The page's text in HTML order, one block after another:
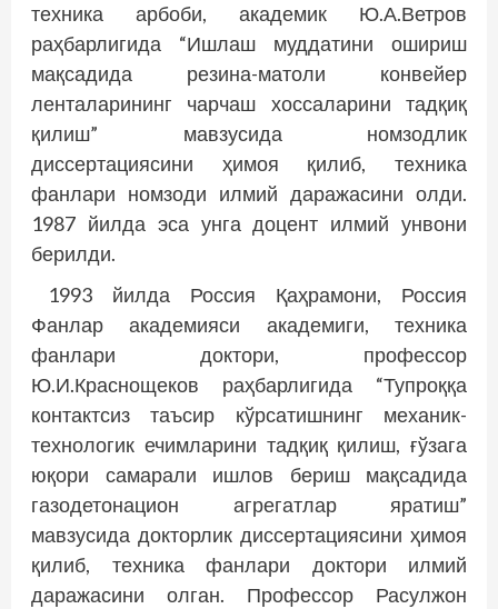
техника арбоби, академик Ю.А.Ветров
раҳбарлигида “Ишлаш муддатини ошириш
мақсадида резина-матоли конвейер
ленталарининг чарчаш хоссаларини тадқиқ
қилиш” мавзусида номзодлик
диссертациясини ҳимоя қилиб, техника
фанлари номзоди илмий даражасини олди.
1987 йилда эса унга доцент илмий унвони
берилди.
1993 йилда Россия Қаҳрамони, Россия
Фанлар академияси академиги, техника
фанлари доктори, профессор
Ю.И.Краснощеков раҳбарлигида “Тупроққа
контактсиз таъсир кўрсатишнинг механик-
технологик ечимларини тадқиқ қилиш, ғўзага
юқори самарали ишлов бериш мақсадида
газодетонацион агрегатлар яратиш”
мавзусида докторлик диссертациясини ҳимоя
қилиб, техника фанлари доктори илмий
даражасини олган. Профессор Расулжон